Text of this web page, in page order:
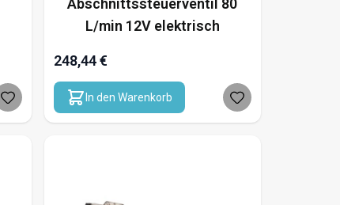
Abschnittssteuerventil 80
L/min 12V elektrisch
248,44 €
In den Warenkorb